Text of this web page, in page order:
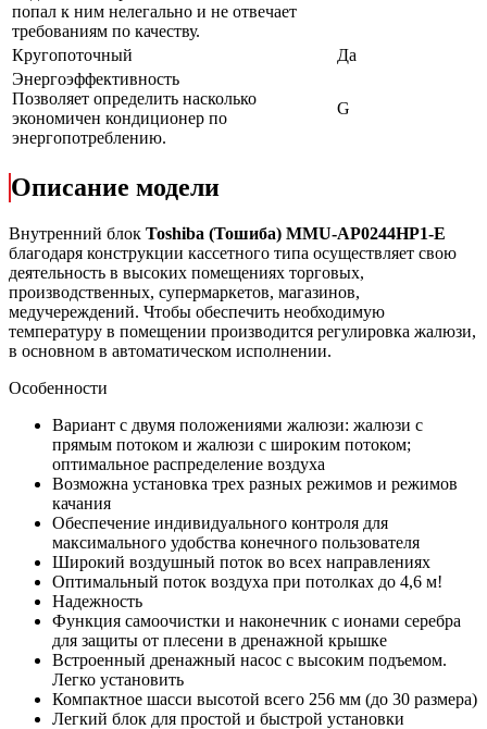
попал к ним нелегально и не отвечает
требованиям по качеству.
Кругопоточный
Да
Энергоэффективность
Позволяет определить насколько
экономичен кондиционер по
энергопотреблению.
G
Описание модели
Внутренний блок Toshiba (Тошиба) MMU-AP0244HP1-E
благодаря конструкции кассетного типа осуществляет свою
деятельность в высоких помещениях торговых,
производственных, супермаркетов, магазинов,
медучереждений. Чтобы обеспечить необходимую
температуру в помещении производится регулировка жалюзи,
в основном в автоматическом исполнении.
Особенности
Вариант с двумя положениями жалюзи: жалюзи с
прямым потоком и жалюзи с широким потоком;
оптимальное распределение воздуха
Возможна установка трех разных режимов и режимов
качания
Обеспечение индивидуального контроля для
максимального удобства конечного пользователя
Широкий воздушный поток во всех направлениях
Оптимальный поток воздуха при потолках до 4,6 м!
Надежность
Функция самоочистки и наконечник с ионами серебра
для защиты от плесени в дренажной крышке
Встроенный дренажный насос с высоким подъемом.
Легко установить
Компактное шасси высотой всего 256 мм (до 30 размера)
Легкий блок для простой и быстрой установки